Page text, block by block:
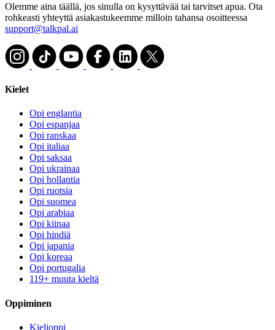
Olemme aina täällä, jos sinulla on kysyttävää tai tarvitset apua. Ota
rohkeasti yhteyttä asiakastukeemme milloin tahansa osoitteessa
support@talkpal.ai
Kielet
Opi englantia
Opi espanjaa
Opi ranskaa
Opi italiaa
Opi saksaa
Opi ukrainaa
Opi hollantia
Opi ruotsia
Opi suomea
Opi arabiaa
Opi kiinaa
Opi hindiä
Opi japania
Opi koreaa
Opi portugalia
119+ muuta kieltä
Oppiminen
Kielioppi